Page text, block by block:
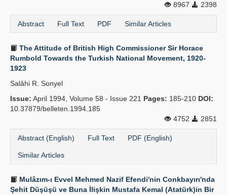
8967
2398
Abstract Full Text PDF Similar Articles
The Attitude of British High Commissioner Sir Horace
Rumbold Towards the Turkish National Movement, 1920-
1923
Salâhi R. Sonyel
Issue: April 1994, Volume 58 - Issue 221 Pages: 185-210 DOI:
10.37879/belleten.1994.185
4752
2851
Abstract (English) Full Text PDF (English)
Similar Articles
Mulâzım-ı Evvel Mehmed Nazif Efendi'nin Conkbayırı'nda
Şehit Düşüşü ve Buna İlişkin Mustafa Kemal (Atatürk)in Bir